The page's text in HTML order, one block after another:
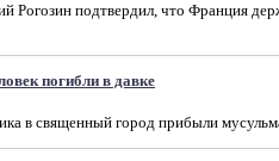
Рогозин подтвердил, что Франция
погибли в давке
в священный город прибыли